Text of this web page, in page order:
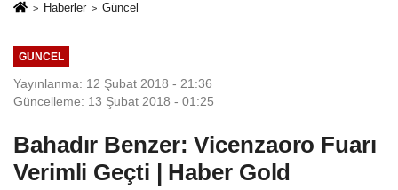
Haberler Güncel
GÜNCEL
Yayınlanma: 12 Şubat 2018 - 21:36
Güncelleme: 13 Şubat 2018 - 01:25
Bahadır Benzer: Vicenzaoro Fuarı
Verimli Geçti | Haber Gold